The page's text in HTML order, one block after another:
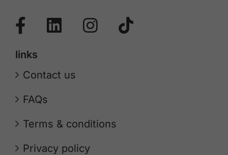
links
Contact us
FAQs
Terms & conditions
Privacy policy